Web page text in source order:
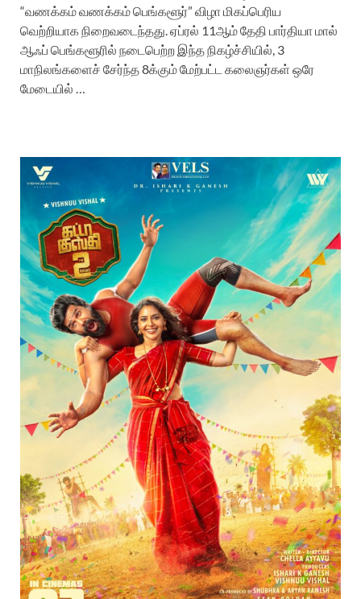
“வணக்கம் வணக்கம் பெங்களூர்” விழா மிகப்பெரிய
வெற்றியாக நிறைவடைந்தது. ஏப்ரல் 11ஆம் தேதி பார்தியா மால்
ஆஃப் பெங்களூரில் நடைபெற்ற இந்த நிகழ்ச்சியில், 3
மாநிலங்களைச் சேர்ந்த 8க்கும் மேற்பட்ட கலைஞர்கள் ஒரே
மேடையில் …